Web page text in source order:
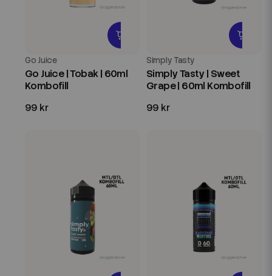
Go Juice
Go Juice | Tobak | 60ml
Kombofill
99 kr
Simply Tasty
Simply Tasty | Sweet
Grape | 60ml Kombofill
99 kr